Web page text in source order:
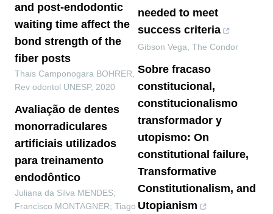
and post-endodontic
waiting time affect the
bond strength of the
fiber posts
Thais Camponogara BOHRER
Rev odontol UNESP, 2020
Avaliação de dentes
monorradiculares
artificiais utilizados
para treinamento
endodôntico
Juliana da Silva MENDES;
Francisco MONTAGNER; Tiago
needed to meet
success criteria
Gibson Vega The Condor
Sobre fracaso
constitucional,
constitucionalismo
transformador y
utopismo: On
constitutional failure,
Transformative
Constitutionalism, and
Utopianism